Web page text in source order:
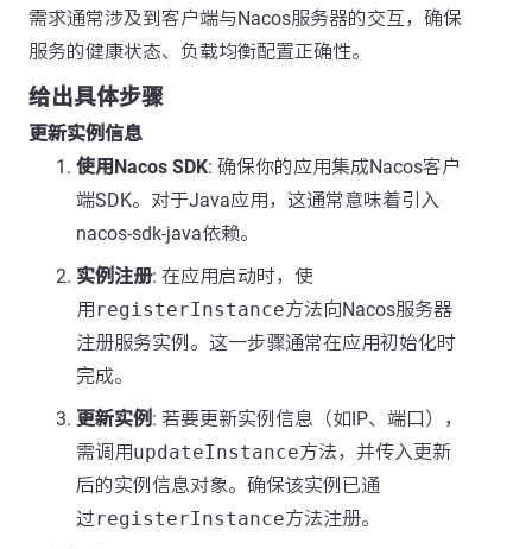
需求通常涉及到客户端与Nacos服务器的交互，确保
服务的健康状态、负载均衡配置正确性。
给出具体步骤
更新实例信息
使用Nacos SDK: 确保你的应用集成Nacos客户
端SDK。对于Java应用，这通常意味着引入
nacos-sdk-java依赖。
实例注册: 在应用启动时，使
用registerInstance方法向Nacos服务器
注册服务实例。这一步骤通常在应用初始化时
完成。
更新实例: 若要更新实例信息（如IP、端口），
需调用updateInstance方法，并传入更新
后的实例信息对象。确保该实例已通
过registerInstance方法注册。